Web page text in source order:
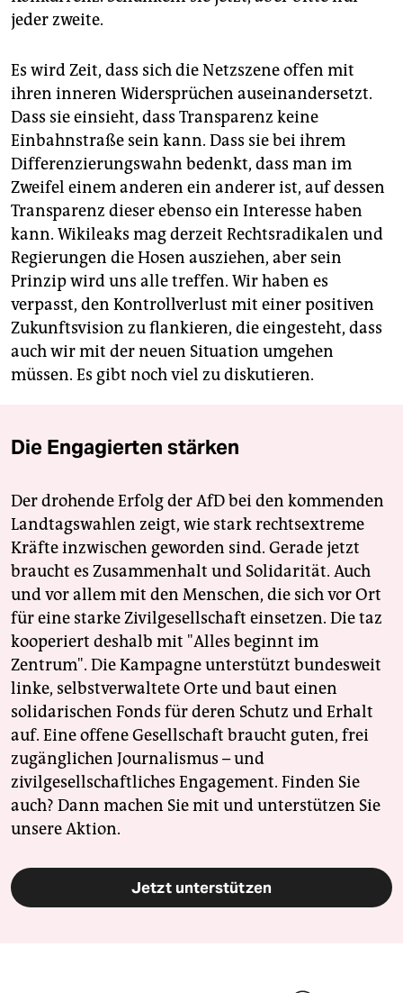
jeder zweite.
Es wird Zeit, dass sich die Netzszene offen mit
ihren inneren Widersprüchen auseinandersetzt.
Dass sie einsieht, dass Transparenz keine
Einbahnstraße sein kann. Dass sie bei ihrem
Differenzierungswahn bedenkt, dass man im
Zweifel einem anderen ein anderer ist, auf dessen
Transparenz dieser ebenso ein Interesse haben
kann. Wikileaks mag derzeit Rechtsradikalen und
Regierungen die Hosen ausziehen, aber sein
Prinzip wird uns alle treffen. Wir haben es
verpasst, den Kontrollverlust mit einer positiven
Zukunftsvision zu flankieren, die eingesteht, dass
auch wir mit der neuen Situation umgehen
müssen. Es gibt noch viel zu diskutieren.
Die Engagierten stärken
Der drohende Erfolg der AfD bei den kommenden
Landtagswahlen zeigt, wie stark rechtsextreme
Kräfte inzwischen geworden sind. Gerade jetzt
braucht es Zusammenhalt und Solidarität. Auch
und vor allem mit den Menschen, die sich vor Ort
für eine starke Zivilgesellschaft einsetzen. Die taz
kooperiert deshalb mit "Alles beginnt im
Zentrum". Die Kampagne unterstützt bundesweit
linke, selbstverwaltete Orte und baut einen
solidarischen Fonds für deren Schutz und Erhalt
auf. Eine offene Gesellschaft braucht guten, frei
zugänglichen Journalismus – und
zivilgesellschaftliches Engagement. Finden Sie
auch? Dann machen Sie mit und unterstützen Sie
unsere Aktion.
Jetzt unterstützen